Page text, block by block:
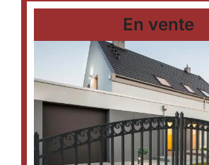
En vente